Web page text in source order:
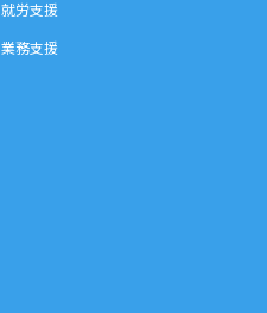
就労支援
業務支援